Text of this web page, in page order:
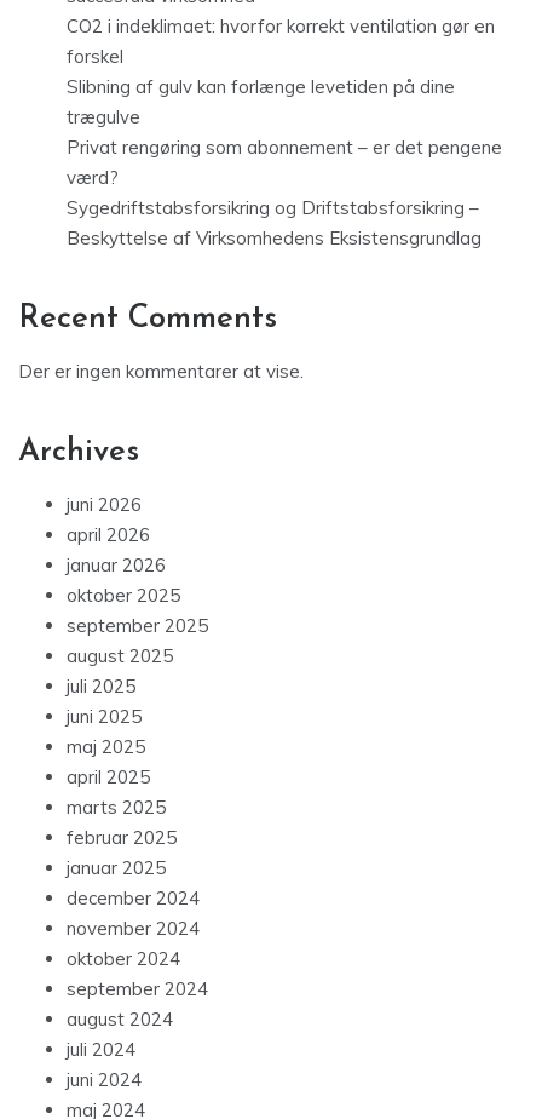
CO2 i indeklimaet: hvorfor korrekt ventilation gør en
forskel
Slibning af gulv kan forlænge levetiden på dine
trægulve
Privat rengøring som abonnement – er det pengene
værd?
Sygedriftstabsforsikring og Driftstabsforsikring –
Beskyttelse af Virksomhedens Eksistensgrundlag
Recent Comments
Der er ingen kommentarer at vise.
Archives
juni 2026
april 2026
januar 2026
oktober 2025
september 2025
august 2025
juli 2025
juni 2025
maj 2025
april 2025
marts 2025
februar 2025
januar 2025
december 2024
november 2024
oktober 2024
september 2024
august 2024
juli 2024
juni 2024
maj 2024